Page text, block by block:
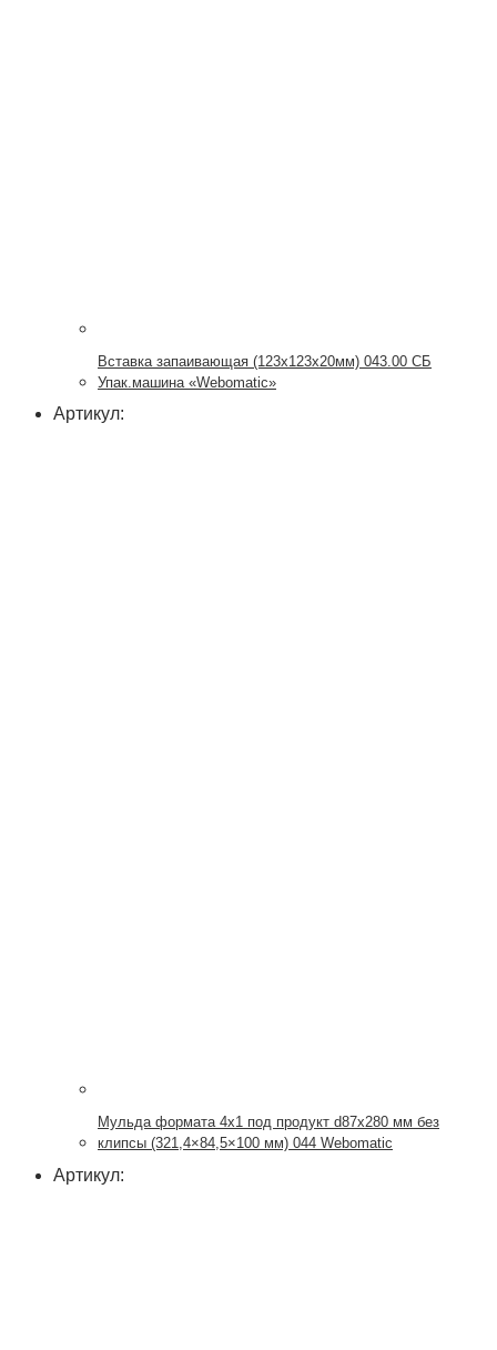
Вставка запаивающая (123х123х20мм) 043.00 СБ
Упак.машина «Webomatic»
Артикул:
Мульда формата 4х1 под продукт d87x280 мм без
клипсы (321,4×84,5×100 мм) 044 Webomatic
Артикул: